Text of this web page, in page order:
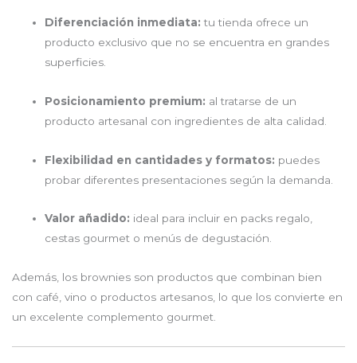
Diferenciación inmediata: tu tienda ofrece un
producto exclusivo que no se encuentra en grandes
superficies.
Posicionamiento premium: al tratarse de un
producto artesanal con ingredientes de alta calidad.
Flexibilidad en cantidades y formatos: puedes
probar diferentes presentaciones según la demanda.
Valor añadido: ideal para incluir en packs regalo,
cestas gourmet o menús de degustación.
Además, los brownies son productos que combinan bien
con café, vino o productos artesanos, lo que los convierte en
un excelente complemento gourmet.